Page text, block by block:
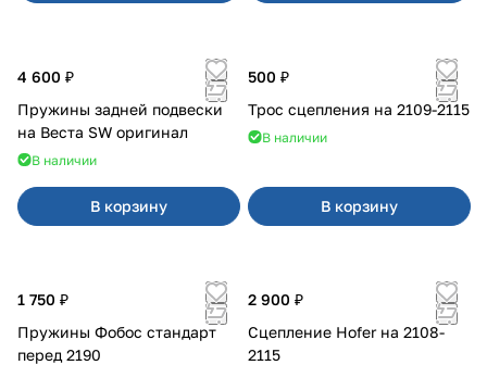
4 600 ₽
Пружины задней подвески
на Веста SW оригинал
В наличии
В корзину
500 ₽
Трос сцепления на 2109-2115
В наличии
В корзину
1 750 ₽
Пружины Фобос стандарт
перед 2190
2 900 ₽
Сцепление Hofer на 2108-
2115